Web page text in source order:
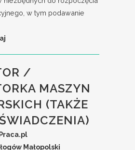
w tym podawanie
/
MASZYN
(TAKŻE
Małopolski